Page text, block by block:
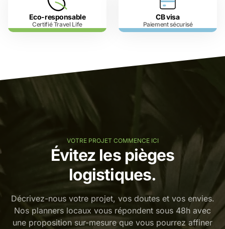
Eco-responsable
Certifié Travel Life
CB visa
Paiement sécurisé
VOTRE PROJET COMMENCE ICI
Évitez les pièges
logistiques.
Décrivez-nous votre projet, vos doutes et vos envies.
Nos planners locaux vous répondent sous 48h avec
une proposition sur-mesure que vous pourrez affiner